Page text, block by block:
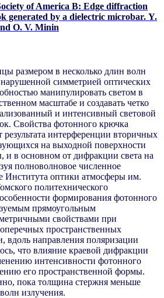
of America B: Edge diffraction
generated by a dielectric microbar. Y.
O. V. Minin
размером в несколько длин волн
нарушенной симметрией оптических
манипулировать светом в
масштабе и создавать четко
и интенсивный световой
Свойства фотонного крючка
результата интерференции вторичных
на выходной поверхности
и в основном от дифракции света на
полноволновое численное
Института оптики атмосферы им.
политехнического
формирования фотонного
прямоугольным
свойствами при
пространственных
вдоль направления поляризации
что влияние краевой дифракции
интенсивности фотонного
его пространственной формы.
пока толщина стержня меньше
излучения.